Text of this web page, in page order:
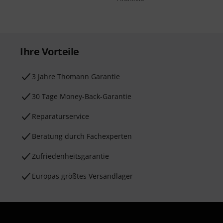
Ihre Vorteile
3 Jahre Thomann Garantie
30 Tage Money-Back-Garantie
Reparaturservice
Beratung durch Fachexperten
Zufriedenheitsgarantie
Europas größtes Versandlager